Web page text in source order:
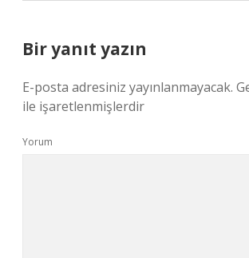
Bir yanıt yazın
E-posta adresiniz yayınlanmayacak.
ile işaretlenmişlerdir
Yorum